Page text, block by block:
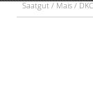
Saatgut / Mais /